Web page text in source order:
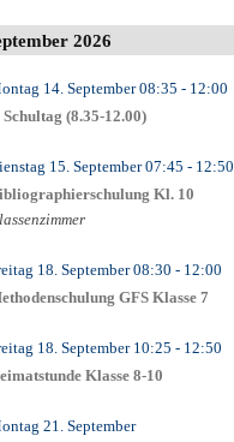
2026
14. September08:35 - 12:00
Schultag (8.35-12.00)
15. September07:45 - 12:50
Kl. 10
18. September08:30 - 12:00
GFS Klasse 7
18. September10:25 - 12:50
Klasse 8-10
21. September